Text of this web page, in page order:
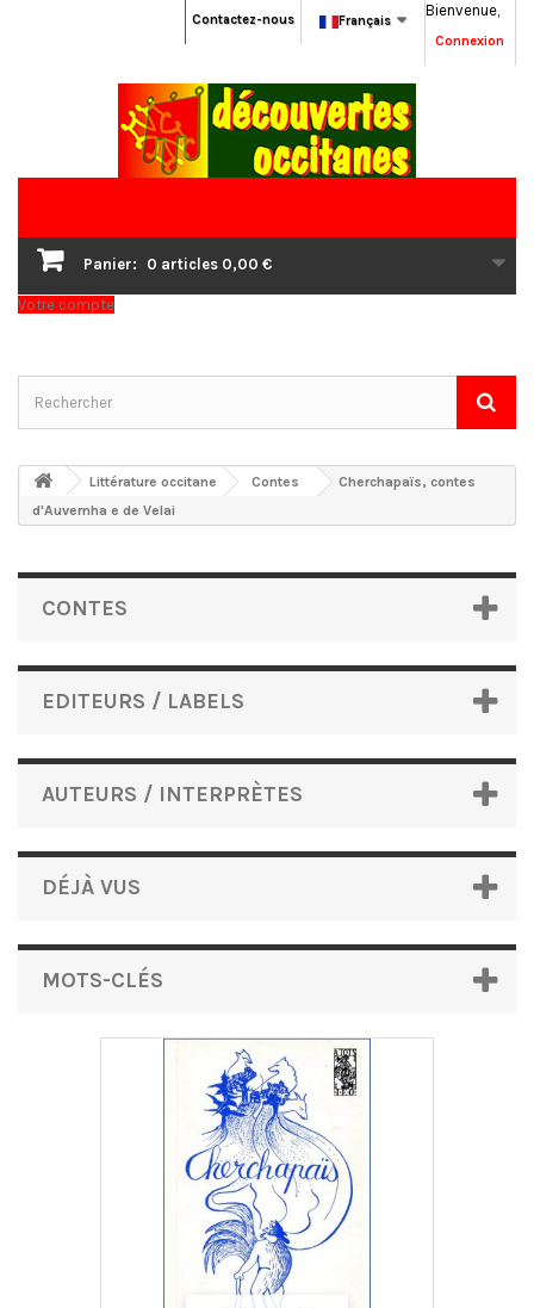
Bienvenue,
Connexion
Français
Contactez-nous
Panier: 0 articles 0,00 €
Votre compte
Littérature occitane Contes
Cherchapaïs, contes
d'Auvernha e de Velai
CONTES
EDITEURS / LABELS
AUTEURS / INTERPRÈTES
DÉJÀ VUS
MOTS-CLÉS